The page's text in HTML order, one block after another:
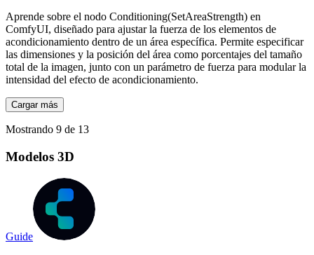
Aprende sobre el nodo Conditioning(SetAreaStrength) en
ComfyUI, diseñado para ajustar la fuerza de los elementos de
acondicionamiento dentro de un área específica. Permite especificar
las dimensiones y la posición del área como porcentajes del tamaño
total de la imagen, junto con un parámetro de fuerza para modular la
intensidad del efecto de acondicionamiento.
Cargar más
Mostrando 9 de 13
Modelos 3D
Guide